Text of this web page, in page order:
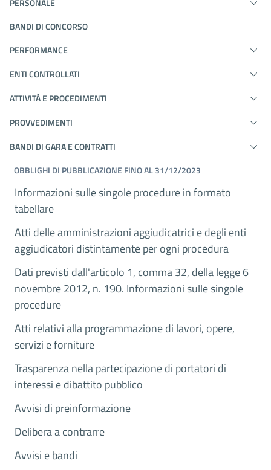
PERSONALE
BANDI DI CONCORSO
PERFORMANCE
ENTI CONTROLLATI
ATTIVITÀ E PROCEDIMENTI
PROVVEDIMENTI
BANDI DI GARA E CONTRATTI
OBBLIGHI DI PUBBLICAZIONE FINO AL 31/12/2023
Informazioni sulle singole procedure in formato
tabellare
Atti delle amministrazioni aggiudicatrici e degli enti
aggiudicatori distintamente per ogni procedura
Dati previsti dall'articolo 1, comma 32, della legge 6
novembre 2012, n. 190. Informazioni sulle singole
procedure
Atti relativi alla programmazione di lavori, opere,
servizi e forniture
Trasparenza nella partecipazione di portatori di
interessi e dibattito pubblico
Avvisi di preinformazione
Delibera a contrarre
Avvisi e bandi